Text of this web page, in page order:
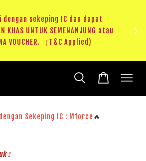
dengan sekeping IC dan dapat
KHAS UNTUK SEMENANJUNG atau
VOUCHER. （T&C Applied)
Sekeping IC : Mforce 🔥
: